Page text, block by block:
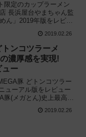
限定のカップラーメン
長浜屋台やまちゃん監
ん」2019年版をレビュ
いて評価し、お店の歴
の理由も解説していま
2019.02.26
トンコツラーメ
濃厚感を実現!
ー
豚 どトンコツラー
ューアル版をレビュー
豚(メガとん)史上最高の
バーが衝撃的な豚骨味
を実際に食べてみた感
2019.02.26